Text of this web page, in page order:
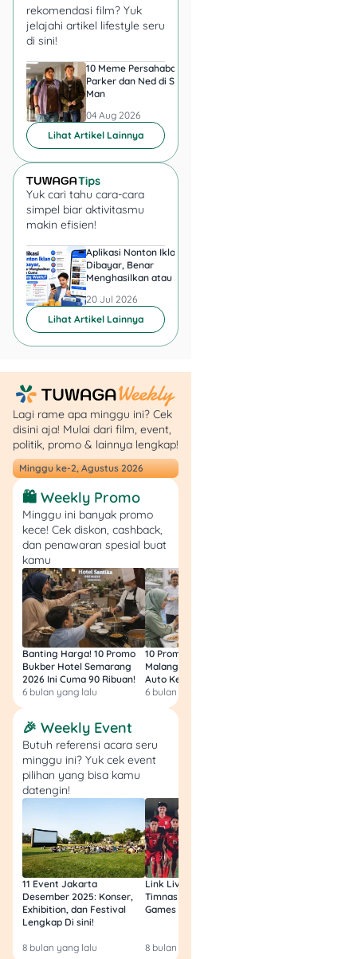
Nabung khusus buat
biaya pesantren.
Cari info beasiswa
atau keringanan
biaya dari pesantren.
Cek artikel-artikel
Tuwaga buat tips
mengatur keuangan
Cek Juga:
Aladin Syariah Ala
Dompet
Yuk, Mulai Rencanakan
Sekarang!
Jadi, udah nggak perlu
khawatir lagi soal biaya
masuk pesantren, kan?
Dengan persiapan yang
matang, kamu bisa
mewujudkan mimpi jadi
santri tanpa bikin kantong
jebol.
Butuh info lebih lanjut
seputar tabungan
pendidikan atau produk
finansial lainnya? Cek
Tuwaga
aja! Dijamin, kamu
bakal dapetin solusi
keuangan yang pas buat
kebutuhanmu. Yuk, mulai
persiapan finansialmu
sekarang lewat berbagai
produk finansial, termasuk
KTA,multiguna properti,
atauKPR! 💸✨
rekomendasi film? Yuk
jelajahi artikel lifestyle seru
di sini!
10 Meme Persahabatan
Parker dan Ned di Spider-
Man
04 Aug 2026
Lihat Artikel Lainnya
Yuk cari tahu cara-cara
simpel biar aktivitasmu
makin efisien!
Aplikasi Nonton Iklan
Dibayar, Benar
Menghasilkan atau Cuma
20 Jul 2026
Lihat Artikel Lainnya
Lagi rame apa minggu ini? Cek
disini aja! Mulai dari film, event,
politik, promo & lainnya lengkap!
Minggu ke-2, Agustus 2026
🛍️ Weekly Promo
Minggu ini banyak promo
kece! Cek diskon, cashback,
dan penawaran spesial buat
kamu
Banting Harga! 10 Promo
Bukber Hotel Semarang
2026 Ini Cuma 90 Ribuan!
6 bulan yang lalu
10 Promo Bukber Hotel
Malang 2026: Start 75rb,
Auto Kenyang!
6 bulan yang lalu
🎉 Weekly Event
Butuh referensi acara seru
minggu ini? Yuk cek event
pilihan yang bisa kamu
datengin!
11 Event Jakarta
Desember 2025: Konser,
Exhibition, dan Festival
Lengkap Di sini!
8 bulan yang lalu
Link Live Streaming
Timnas vs Filipina SEA
Games Malam Ini, Gratis!
8 bulan yang lalu